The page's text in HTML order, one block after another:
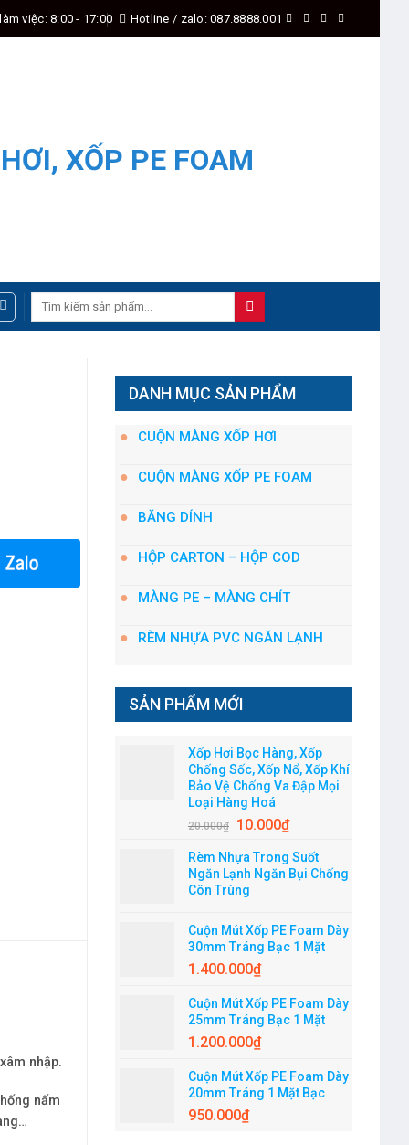
việc: 8:00 - 17:00 Hotline / zalo: 087.8888.001
Search
DANH MỤC SẢN PHẨM
CUỘN MÀNG XỐP HƠI
CUỘN MÀNG XỐP PE FOAM
BĂNG DÍNH
HỘP CARTON – HỘP COD
MÀNG PE – MÀNG CHÍT
RÈM NHỰA PVC NGĂN LẠNH
SẢN PHẨM MỚI
Xốp Hơi Bọc Hàng, Xốp
Chống Sốc, Xốp Nổ, Xốp Khí
Bảo Vệ Chống Va Đập Mọi
Loại Hàng Hoá
20.000₫ 10.000₫
Rèm Nhựa Trong Suốt
Ngăn Lạnh Ngăn Bụi Chống
Côn Trùng
Cuộn Mút Xốp PE Foam Dày
30mm Tráng Bạc 1 Mặt
1.400.000₫
Cuộn Mút Xốp PE Foam Dày
25mm Tráng Bạc 1 Mặt
1.200.000₫
Cuộn Mút Xốp PE Foam Dày
20mm Tráng 1 Mặt Bạc
950.000₫
nhập.
nấm